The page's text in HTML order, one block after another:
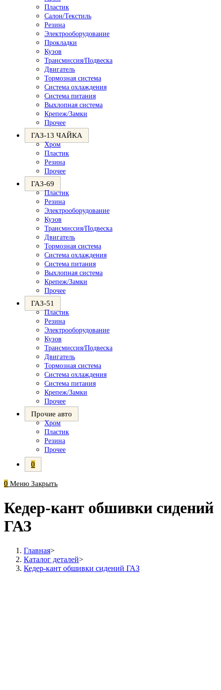
Пластик
Салон/Текстиль
Резина
Электрооборудование
Прокладки
Кузов
Трансмиссия/Подвеска
Двигатель
Тормозная система
Система охлаждения
Система питания
Выхлопная система
Крепеж/Замки
Прочее
ГАЗ-13 ЧАЙКА
Хром
Пластик
Резина
Прочее
ГАЗ-69
Пластик
Резина
Электрооборудование
Кузов
Трансмиссия/Подвеска
Двигатель
Тормозная система
Система охлаждения
Система питания
Выхлопная система
Крепеж/Замки
Прочее
ГАЗ-51
Пластик
Резина
Электрооборудование
Кузов
Трансмиссия/Подвеска
Двигатель
Тормозная система
Система охлаждения
Система питания
Крепеж/Замки
Прочее
Прочие авто
Хром
Пластик
Резина
Прочее
0
0 Меню Закрыть
Кедер-кант обшивки сидений
ГАЗ
Главная>
Каталог деталей>
Кедер-кант обшивки сидений ГАЗ